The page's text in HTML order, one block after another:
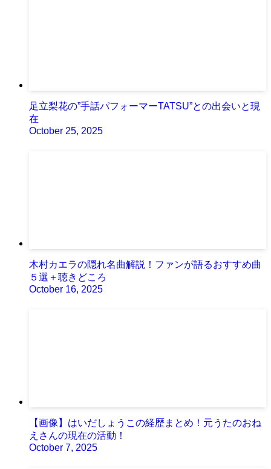
足立梨花の”手話パフォーマーTATSU”との出会いと現
在
October 25, 2025
木村カエラの隠れ名曲解説！ファンが語るおすすめ曲
５選＋聴きどころ
October 16, 2025
【画像】はいだしょうこの経歴まとめ！元うたのおね
えさんの現在の活動！
October 7, 2025